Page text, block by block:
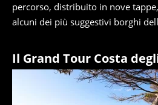
percorso, distribuito in nove
alcuni dei più suggestivi borghi
Il Grand Tour Costa